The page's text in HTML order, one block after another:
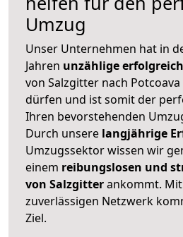
Umzug
Unser Unternehmen hat in
Jahren unzählige
von Salzgitter nach
dürfen und ist somit der
Ihren bevorstehenden
Durch unsere langjährige
Umzugssektor wissen wir
einem reibungslosen und
von Salzgitterankommt.
zuverlässigen Netzwerk
Ziel.